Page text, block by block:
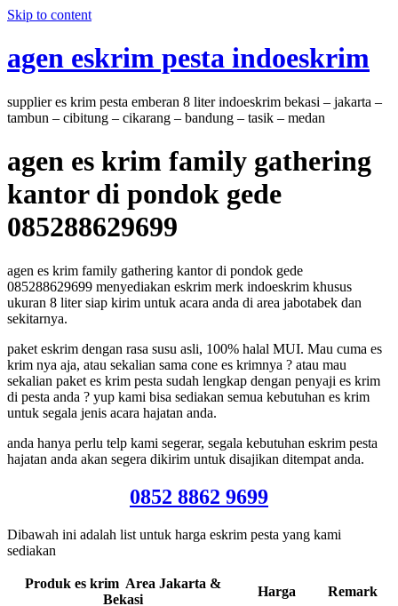
Skip to content
agen eskrim pesta indoeskrim
supplier es krim pesta emberan 8 liter indoeskrim bekasi – jakarta –
tambun – cibitung – cikarang – bandung – tasik – medan
agen es krim family gathering
kantor di pondok gede
085288629699
agen es krim family gathering kantor di pondok gede
085288629699 menyediakan eskrim merk indoeskrim khusus
ukuran 8 liter siap kirim untuk acara anda di area jabotabek dan
sekitarnya.
paket eskrim dengan rasa susu asli, 100% halal MUI. Mau cuma es
krim nya aja, atau sekalian sama cone es krimnya ? atau mau
sekalian paket es krim pesta sudah lengkap dengan penyaji es krim
di pesta anda ? yup kami bisa sediakan semua kebutuhan es krim
untuk segala jenis acara hajatan anda.
anda hanya perlu telp kami segerar, segala kebutuhan eskrim pesta
hajatan anda akan segera dikirim untuk disajikan ditempat anda.
0852 8862 9699
Dibawah ini adalah list untuk harga eskrim pesta yang kami
sediakan
Produk es krim Area Jakarta &
Bekasi
Harga Remark